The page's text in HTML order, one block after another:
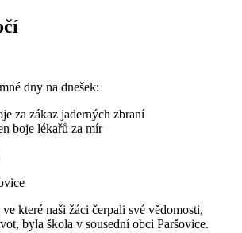
dny na dnešek:
za zákaz jaderných zbraní
boje lékařů za mír
které naši žáci čerpali své vědomosti,
byla škola v sousední obci Paršovice.